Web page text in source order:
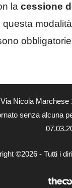
la cessione
Nicola
senza alcuna
©2026 - Tutti i